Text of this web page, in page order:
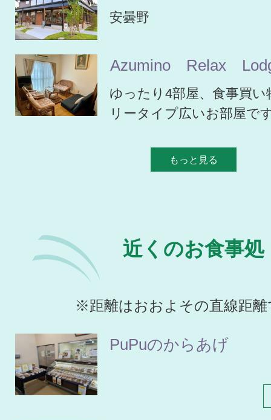
安曇野
Azumino Relax
ゆったり4部屋、食事買
リータイプ広いお部屋で
もっと見る
近くのお食事処
※距離はおおよその直線距離
PuPuのからあげ